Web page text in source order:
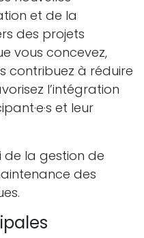
et de la
des projets
vous concevez,
contribuez à réduire
l’intégration
et leur
de la gestion de
des